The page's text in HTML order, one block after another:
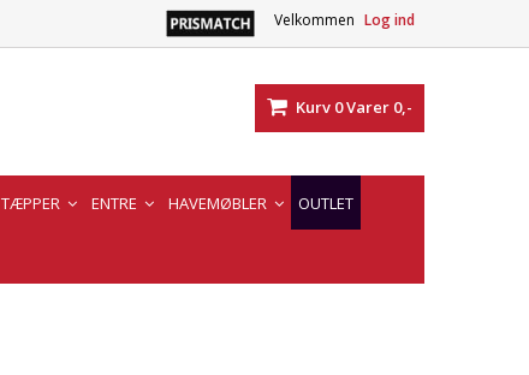
Velkommen Log ind
Kurv 0Varer 0,-
TÆPPER ENTRE HAVEMØBLER OUTLET